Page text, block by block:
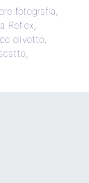
fotografia,
Reflex,
olivotto,
,